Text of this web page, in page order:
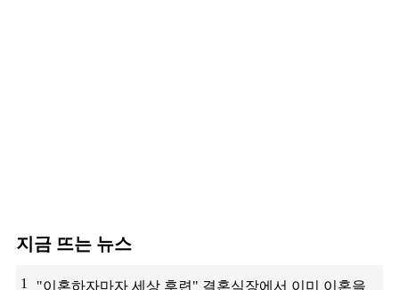
지금 뜨는 뉴스
1
"이혼하자마자 세상 후련" 결혼식장에서 이미 이혼을